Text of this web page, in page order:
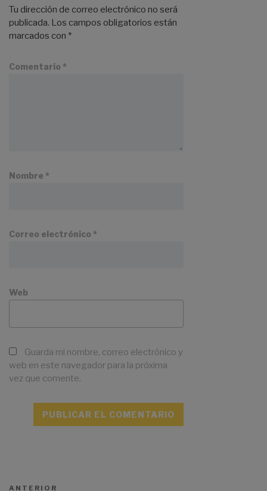
Tu dirección de correo electrónico no será
publicada. Los campos obligatorios están
marcados con *
Comentario *
Nombre *
Correo electrónico *
Web
Guarda mi nombre, correo electrónico y
web en este navegador para la próxima
vez que comente.
ANTERIOR